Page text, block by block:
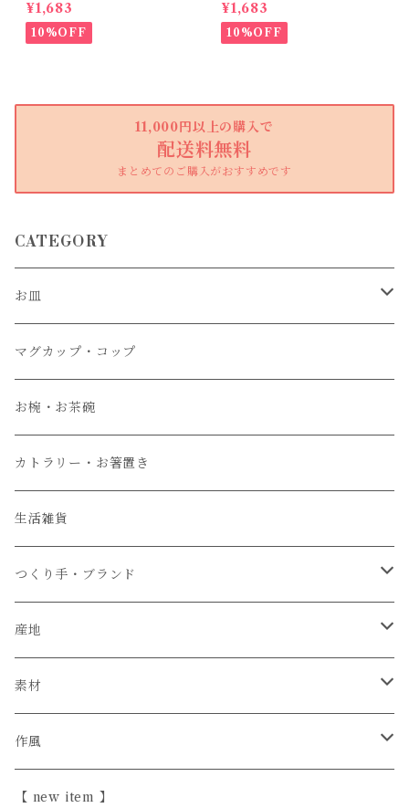
山窯
¥1,683
10%OFF
山窯
¥1,683
10%OFF
11,000円以上の購入で
配送料無料
まとめてのご購入がおすすめです
CATEGORY
お皿
大皿
中皿
小皿
マグカップ・コップ
お椀・お茶碗
カトラリー・お箸置き
生活雑貨
つくり手・ブランド
石井菜摘
カイトアヤキ
きほんの道具 あべ
こいずみちはる
産地
信楽焼
砥部焼
美濃焼
素材
陶器
半磁器・せっ器
作風
ほっこり愛らしい
【 new item 】